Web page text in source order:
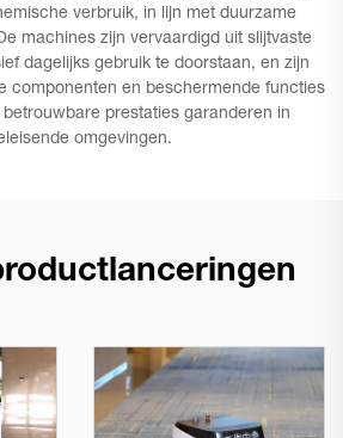
verbruik, in lijn met duurzame
machines zijn vervaardigd uit slijtvaste
dagelijks gebruik te doorstaan, en zijn
componenten en beschermende functies
prestaties garanderen in
omgevingen.